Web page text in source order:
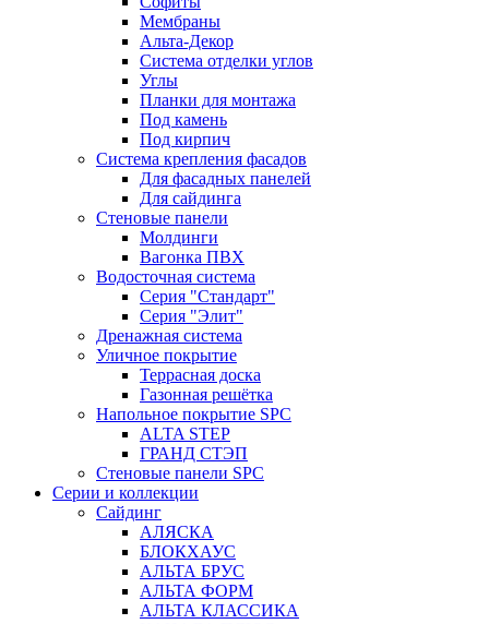
Мембраны
Альта-Декор
Система отделки углов
Углы
Планки для монтажа
Под камень
Под кирпич
Система крепления фасадов
Для фасадных панелей
Для сайдинга
Стеновые панели
Молдинги
Вагонка ПВХ
Водосточная система
Серия "Стандарт"
Серия "Элит"
Дренажная система
Уличное покрытие
Террасная доска
Газонная решётка
Напольное покрытие SPC
ALTA STEP
ГРАНД СТЭП
Стеновые панели SPC
Серии и коллекции
Сайдинг
АЛЯСКА
БЛОКХАУС
АЛЬТА БРУС
АЛЬТА ФОРМ
АЛЬТА КЛАССИКА